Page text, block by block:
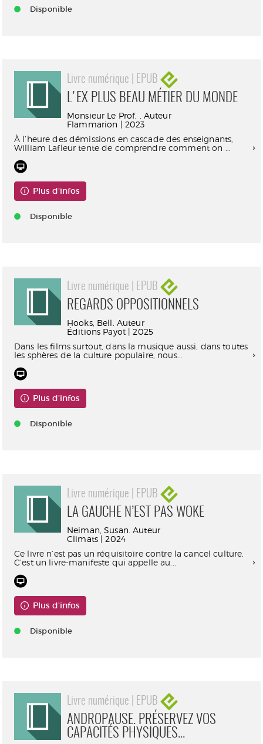
Disponible
Livre numérique | EPUB
L'EX PLUS BEAU MÉTIER DU MONDE
Monsieur Le Prof, . Auteur
Flammarion | 2023
À l’heure des démissions en cascade des enseignants,
William Lafleur tente de comprendre comment on ...
Plus d'infos
Disponible
Livre numérique | EPUB
REGARDS OPPOSITIONNELS
Hooks, Bell. Auteur
Éditions Payot | 2025
Dans les films surtout, dans la musique aussi, dans toutes
les sphères de la culture populaire, nous...
Plus d'infos
Disponible
Livre numérique | EPUB
LA GAUCHE N’EST PAS WOKE
Neiman, Susan. Auteur
Climats | 2024
Ce livre n’est pas un réquisitoire contre la cancel culture.
C’est un livre-manifeste qui appelle au...
Plus d'infos
Disponible
Livre numérique | EPUB
ANDROPAUSE. PRÉSERVEZ VOS
CAPACITÉS PHYSIQUES...